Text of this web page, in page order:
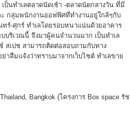
ทำเลตลาดนัดเช้า -ตลาดนัดกลางวัน ที่มี
กลุ่มพนักงานออฟฟิศที่ทำงานอยู่ใกล้ๆกับ
ร์-ศุกร์ ทำเลโดยรอบหนาแน่นด้วยอาคาร
ริเวณนี้ จึงมาผู้คนจำนวนมาก เป็นทำเล
สเปช สามารถติดต่อสอบถามกับทาง
าลืมแจ้งว่าทราบมาจากเว็บไซต์ ทำเลขาย
Bangkok (โครงการ Box space รัช